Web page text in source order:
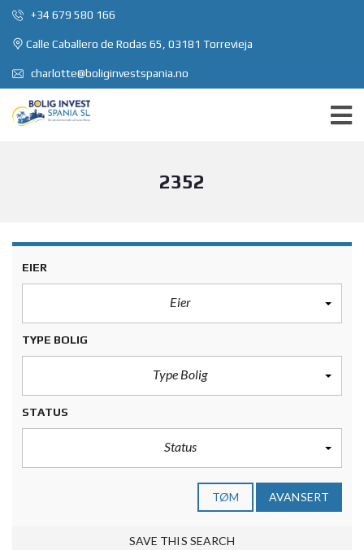
+34 679 580 166
Calle Caballero de Rodas 65, 03181 Torrevieja
charlotte@boliginvestspania.no
2352
EIER
Eier
TYPE BOLIG
Type Bolig
STATUS
Status
TØM AVANSERT
SAVE THIS SEARCH